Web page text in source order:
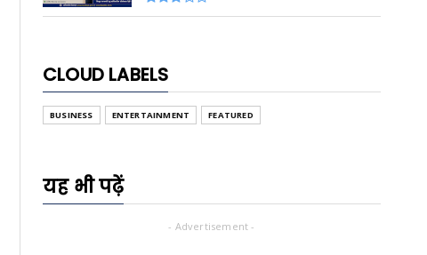
CLOUD LABELS
BUSINESS ENTERTAINMENT FEATURED
यह भी पढ़ें
- Advertisement -